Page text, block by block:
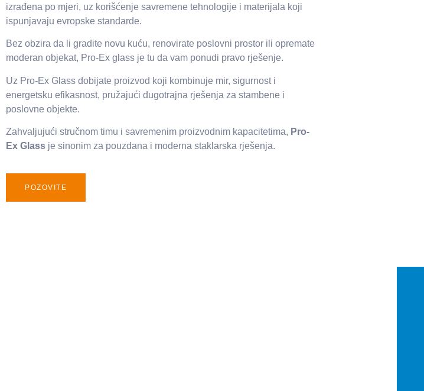
izrađena po mjeri, uz korišćenje savremene tehnologije i materijala koji
ispunjavaju evropske standarde.
Bez obzira da li gradite novu kuću, renovirate poslovni prostor ili opremate
moderan objekat, Pro-Ex glass je tu da vam ponudi pravo rješenje.
Uz Pro-Ex Glass dobijate proizvod koji kombinuje mir, sigurnost i
energetsku efikasnost, pružajući dugotrajna rješenja za stambene i
poslovne objekte.
Zahvaljujući stručnom timu i savremenim proizvodnim kapacitetima, Pro-
Ex Glass je sinonim za pouzdana i moderna staklarska rješenja.
POZOVITE